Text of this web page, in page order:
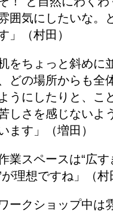
囲気にしたいな。
」（村田）
机をちょっと斜めに
どの場所からも全
うにしたりと、こ
しさを感じないよ
ます」（増田）
作業スペースは“広
が理想ですね」（村
ワークショップ中は